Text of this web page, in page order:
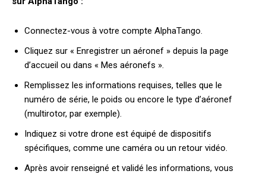
Connectez-vous à votre compte AlphaTango.
Cliquez sur « Enregistrer un aéronef » depuis la page
d’accueil ou dans « Mes aéronefs ».
Remplissez les informations requises, telles que le
numéro de série, le poids ou encore le type d’aéronef
(multirotor, par exemple).
Indiquez si votre drone est équipé de dispositifs
spécifiques, comme une caméra ou un retour vidéo.
Après avoir renseigné et validé les informations, vous